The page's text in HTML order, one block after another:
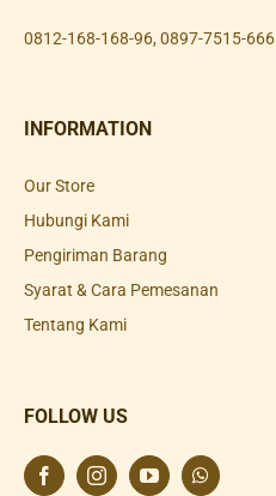
0812-168-168-96, 0897-7515-666
INFORMATION
Our Store
Hubungi Kami
Pengiriman Barang
Syarat & Cara Pemesanan
Tentang Kami
FOLLOW US